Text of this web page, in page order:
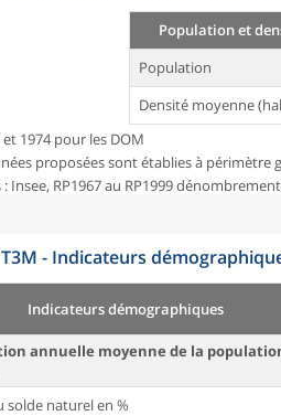
Population et
Population
Densité moyenne
1974 pour les DOM
proposées sont établies à
: Insee, RP1967 au RP1999
T3M - Indicateurs
Indicateurs démographiques
annuelle moyenne de la
solde naturel en %